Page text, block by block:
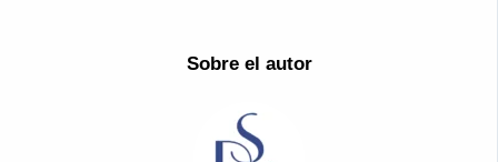
Sobre el autor